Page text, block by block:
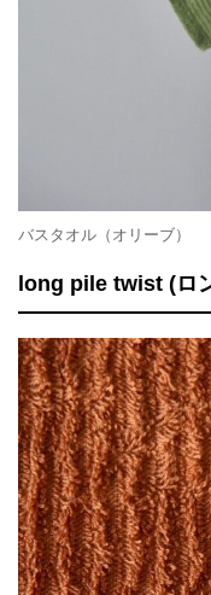
バスタオル（オリーブ）
long pile twist (ロ